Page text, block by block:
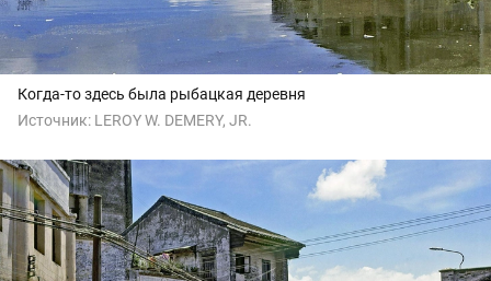
Когда-то здесь была рыбацкая деревня
Источник: LEROY W. DEMERY, JR.